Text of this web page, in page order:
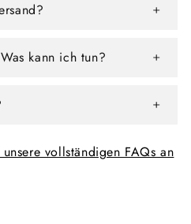
kann ich tun?
vollständigen FAQs an